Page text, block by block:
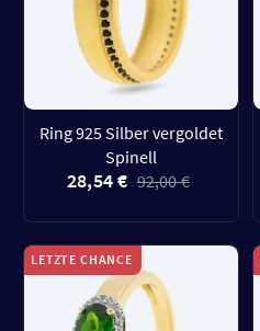
Ring 925 Silber vergoldet
Spinell
28,54 € 92,00 €
LETZTE CHANCE